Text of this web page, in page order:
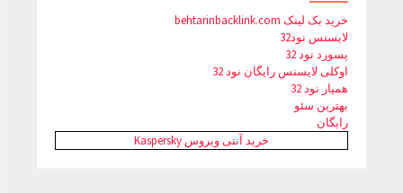
خرید بک لینک behtarinbacklink.com
لایسنس نود32
پسورد نود 32
اوکلی لایسنس رایگان نود 32
همیار نود 32
بهترین سئو
رایگان
خرید آنتی ویروس Kaspersky